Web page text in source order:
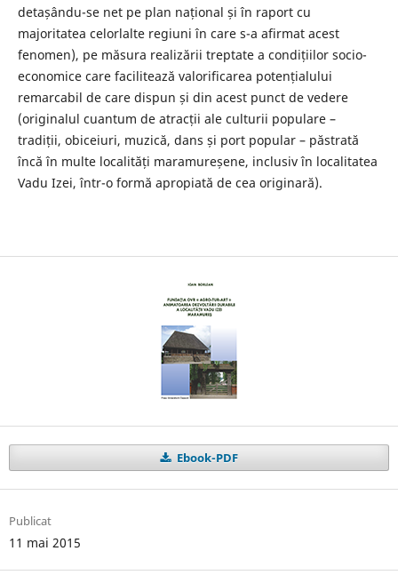
detașându-se net pe plan național și în raport cu
majoritatea celorlalte regiuni în care s-a afirmat acest
fenomen), pe măsura realizării treptate a condițiilor socio-
economice care facilitează valorificarea potențialului
remarcabil de care dispun și din acest punct de vedere
(originalul cuantum de atracții ale culturii populare –
tradiții, obiceiuri, muzică, dans și port popular – păstrată
încă în multe localități maramureșene, inclusiv în localitatea
Vadu Izei, într-o formă apropiată de cea originară).
Ebook-PDF
Publicat
11 mai 2015